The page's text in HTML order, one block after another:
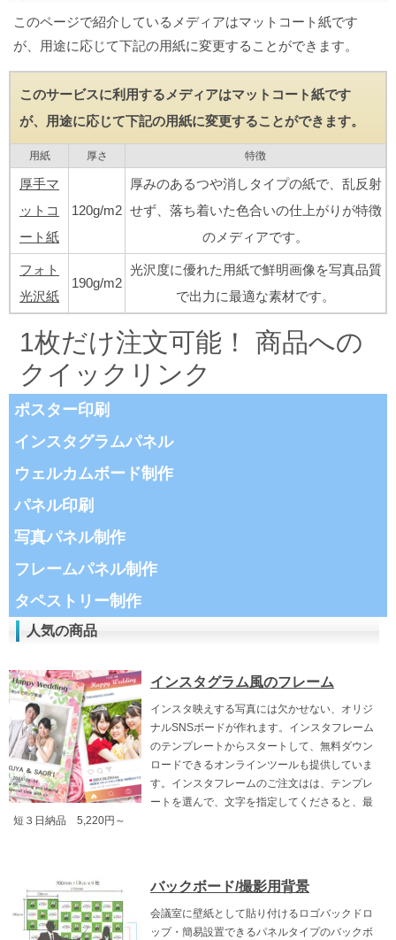
このページで紹介しているメディアはマットコート紙です
が、用途に応じて下記の用紙に変更することができます。
用紙 厚さ 特徴
このサービスに利用するメディアはマットコート紙です
が、用途に応じて下記の用紙に変更することができます。
厚手マ
ットコ
ート紙
120g/m2
厚みのあるつや消しタイプの紙で、乱反射
せず、落ち着いた色合いの仕上がりが特徴
のメディアです。
フォト
光沢紙
190g/m2
光沢度に優れた用紙で鮮明画像を写真品質
で出力に最適な素材です。
1枚だけ注文可能！ 商品への
クイックリンク
ポスター印刷
インスタグラムパネル
ウェルカムボード制作
パネル印刷
写真パネル制作
フレームパネル制作
タペストリー制作
人気の商品
インスタグラム風のフレーム
インスタ映えする写真には欠かせない、オリジ
ナルSNSボードが作れます。インスタフレーム
のテンプレートからスタートして、無料ダウン
ロードできるオンラインツールも提供していま
す。インスタフレームのご注文はは、テンプレ
ートを選んで、文字を指定してくださると、最
短３日納品 5,220円～
バックボード/撮影用背景
会議室に壁紙として貼り付けるロゴバックドロ
ップ・簡易設置できるパネルタイプのバックボ